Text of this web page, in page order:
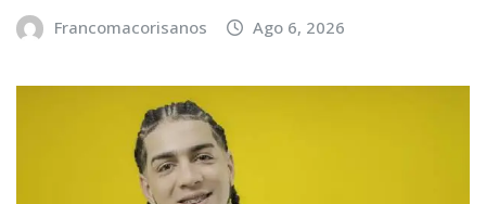
Francomacorisanos Ago 6, 2026